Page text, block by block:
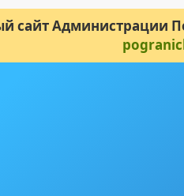
сайт Администрации